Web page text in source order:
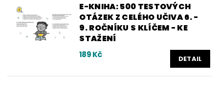
E-KNIHA: 500 TESTOVÝCH
OTÁZEK Z CELÉHO UČIVA 6. -
9. ROČNÍKU S KLÍČEM - KE
STAŽENÍ
189 Kč DETAIL